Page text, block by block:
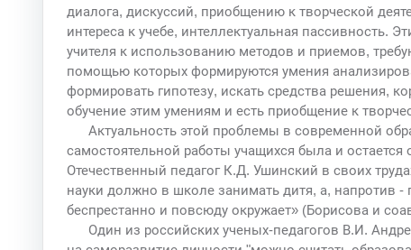
диалога, дискуссий, приобщению к творческой
интереса к учебе, интеллектуальная пассивность.
учителя к использованию методов и приемов,
помощью которых формируются умения
формировать гипотезу, искать средства решения,
обучение этим умениям и есть приобщение к
Актуальность этой проблемы в современной
самостоятельной работы учащихся была и
Отечественный педагог К.Д. Ушинский в своих
науки должно в школе занимать дитя, а, напротив -
беспрестанно и повсюду окружает» (Борисова и
Один из российских ученых-педагогов В.И.